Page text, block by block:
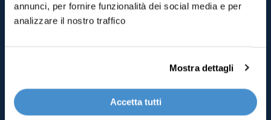
annunci, per fornire funzionalità dei social media e per
analizzare il nostro traffico
Mostra dettagli
Accetta tutti